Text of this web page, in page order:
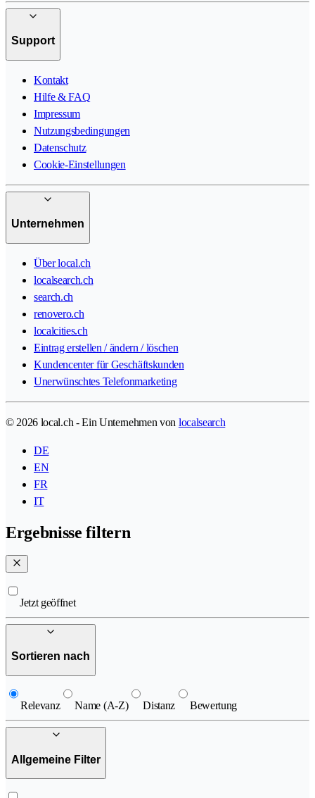
Support
Kontakt
Hilfe & FAQ
Impressum
Nutzungsbedingungen
Datenschutz
Cookie-Einstellungen
Unternehmen
Über local.ch
localsearch.ch
search.ch
renovero.ch
localcities.ch
Eintrag erstellen / ändern / löschen
Kundencenter für Geschäftskunden
Unerwünschtes Telefonmarketing
© 2026 local.ch - Ein Unternehmen von localsearch
DE
EN
FR
IT
Ergebnisse filtern
Jetzt geöffnet
Sortieren nach
Relevanz Name (A-Z) Distanz Bewertung
Allgemeine Filter